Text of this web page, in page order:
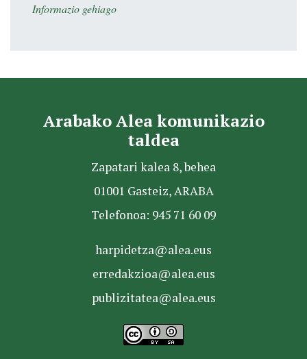
Informazio gehiago
Arabako Alea komunikazio
taldea
Zapatari kalea 8, behea
01001 Gasteiz, ARABA
Telefonoa: 945 71 60 09
harpidetza@alea.eus
erredakzioa@alea.eus
publizitatea@alea.eus